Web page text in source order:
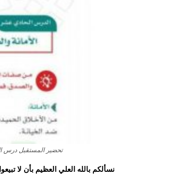
تحضير المستقبل درس
نسألكم بالله العلي العظيم بأن لا